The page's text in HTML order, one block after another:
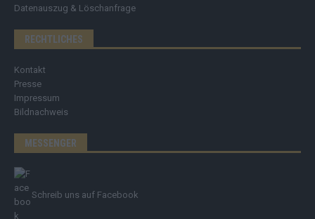
Datenauszug & Löschanfrage
RECHTLICHES
Kontakt
Presse
Impressum
Bildnachweis
MESSENGER
Schreib uns auf Facebook